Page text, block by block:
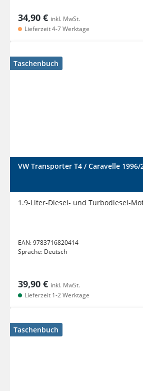
34,90 € inkl. MwSt.
Lieferzeit 4-7 Werktage
Taschenbuch
VW Transporter T4 / Caravelle 1996/
1.9-Liter-Diesel- und Turbodiesel-
EAN:9783716820414
Sprache: Deutsch
39,90 € inkl. MwSt.
Lieferzeit 1-2 Werktage
Taschenbuch